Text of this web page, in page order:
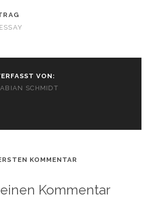
VON:
SCHMIDT
KOMMENTAR
Kommentar